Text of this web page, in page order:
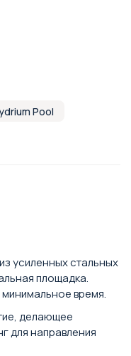
Pool
усиленных стальных
площадка.
время.
делающее
для направления